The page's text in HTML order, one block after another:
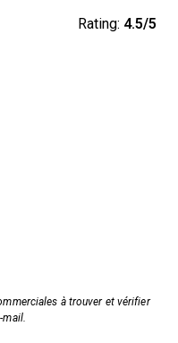
Rating: 4.5/5
à trouver et vérifier
mail.